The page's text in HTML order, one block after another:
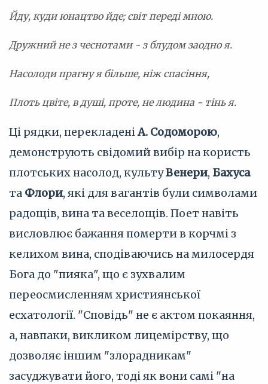
Йду, куди юнацтво йде; світ переді мною.
Дружний не з чеснотами - з блудом заодно я.
Насолоди прагну я більше, ніж спасіння,
Плоть цвіте, в душі, проте, не людина - тінь я.
Ці рядки, перекладеніА. Содоморою,
демонструють свідомий вибір на користь
плотських насолод, культуВенери, Бахуса
та Флори, які для вагантів були символами
радощів, вина та веселощів. Поет навіть
висловлює бажання померти в корчмі з
келихом вина, сподіваючись на милосердя
Бога до "пияка", що є зухвалим
переосмисленням християнської
есхатології. "Сповідь" не є актом покаяння,
а, навпаки, викликом лицемірству, що
дозволяє іншим "злорадникам"
засуджувати його, тоді як вони самі "на